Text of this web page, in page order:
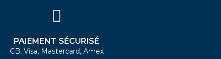
PAIEMENT SÉCURISÉ
CB, Visa, Mastercard, Amex